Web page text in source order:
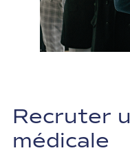
Recruter
médicale